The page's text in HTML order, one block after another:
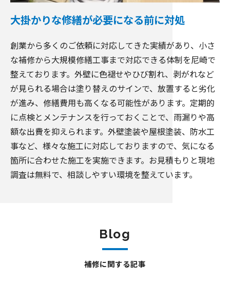
大掛かりな修繕が必要になる前に対処
創業から多くのご依頼に対応してきた実績があり、小さ
な補修から大規模修繕工事まで対応できる体制を尼崎で
整えております。外壁に色褪せやひび割れ、剥がれなど
が見られる場合は塗り替えのサインで、放置すると劣化
が進み、修繕費用も高くなる可能性があります。定期的
に点検とメンテナンスを行っておくことで、雨漏りや高
額な出費を抑えられます。外壁塗装や屋根塗装、防水工
事など、様々な施工に対応しておりますので、気になる
箇所に合わせた施工を実施できます。お見積もりと現地
調査は無料で、相談しやすい環境を整えています。
Blog
補修に関する記事